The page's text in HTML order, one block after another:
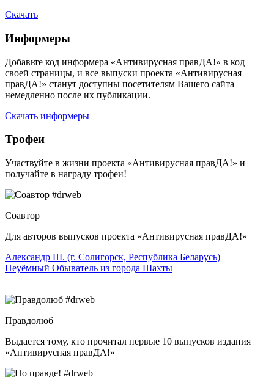
Скачать
Информеры
Добавьте код информера «Антивирусная правДА!» в код
своей страницы, и все выпуски проекта «Антивирусная
правДА!» станут доступны посетителям Вашего сайта
немедленно после их публикации.
Скачать информеры
Трофеи
Участвуйте в жизни проекта «Антивирусная правДА!» и
получайте в награду трофеи!
Соавтор
Для авторов выпусков проекта «Антивирусная правДА!»
Александр Ш. (г. Солигорск, Республика Беларусь)
Неуёмный Обыватель из города Шахты
Правдолюб
Выдается тому, кто прочитал первые 10 выпусков издания
«Антивирусная правДА!»